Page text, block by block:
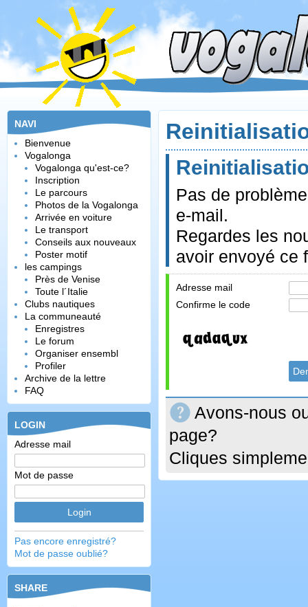
NAVI
Bienvenue
Vogalonga
Vogalonga qu'est-ce?
Inscription
Le parcours
Photos de la Vogalonga
Arrivée en voiture
Le transport
Conseils aux nouveaux
Poster motif
les campings
Près de Venise
Toute l´Italie
Clubs nautiques
La communeauté
Enregistres
Le forum
Organiser ensembl
Profiler
Archive de la lettre
FAQ
LOGIN
Adresse mail
Mot de passe
Pas encore enregistré?
Mot de passe oublié?
SHARE
Pas de
e-mail.
Regardes les
avoir envoyé ce
Adresse mail
Confirme le code
Avons-nous
page?
Cliques